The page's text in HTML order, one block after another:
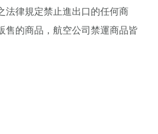
法律規定禁止進出口的任何商
售的商品，航空公司禁運商品皆